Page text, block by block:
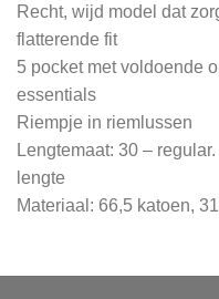
Recht, wijd model dat
flatterende fit
5 pocket met voldoende
essentials
Riempje in riemlussen
Lengtemaat: 30 –
lengte
Materiaal: 66,5 katoen,